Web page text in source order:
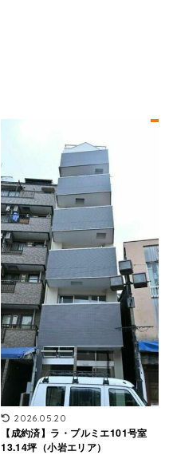
2026.05.20
【成約済】ラ・プルミエ101号室
13.14坪（小岩エリア）